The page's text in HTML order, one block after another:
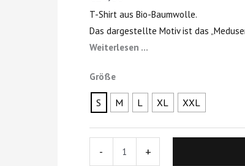
T-Shirt aus Bio-Baumwolle.
Das dargestellte Motiv ist das
Weiterlesen …
Größe
S M L XL XXL
- +